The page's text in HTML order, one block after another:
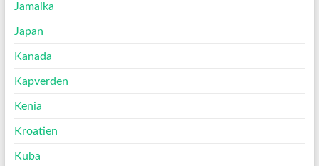
Jamaika
Japan
Kanada
Kapverden
Kenia
Kroatien
Kuba